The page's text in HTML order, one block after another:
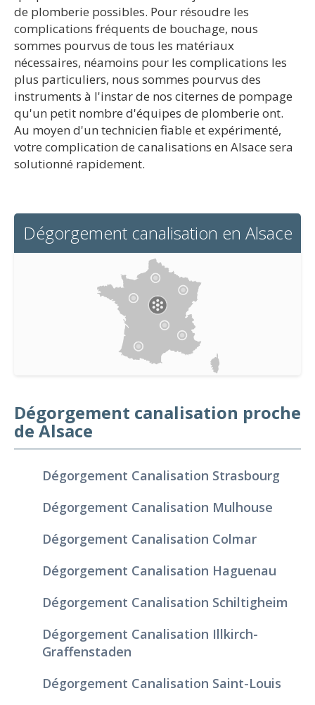
de plomberie possibles. Pour résoudre les
complications fréquents de bouchage, nous
sommes pourvus de tous les matériaux
nécessaires, néamoins pour les complications les
plus particuliers, nous sommes pourvus des
instruments à l'instar de nos citernes de pompage
qu'un petit nombre d'équipes de plomberie ont.
Au moyen d'un technicien fiable et expérimenté,
votre complication de canalisations en Alsace sera
solutionné rapidement.
Dégorgement canalisation en Alsace
Dégorgement canalisation proche
de Alsace
Dégorgement Canalisation Strasbourg
Dégorgement Canalisation Mulhouse
Dégorgement Canalisation Colmar
Dégorgement Canalisation Haguenau
Dégorgement Canalisation Schiltigheim
Dégorgement Canalisation Illkirch-
Graffenstaden
Dégorgement Canalisation Saint-Louis